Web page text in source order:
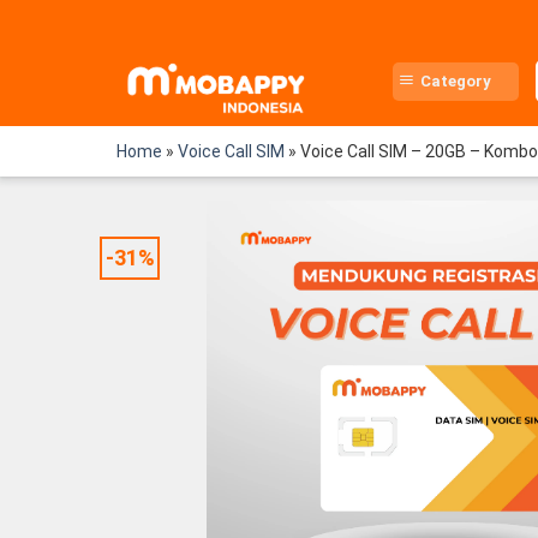
Category
Home » Voice Call SIM » Voice Call SIM – 20GB –
-31%